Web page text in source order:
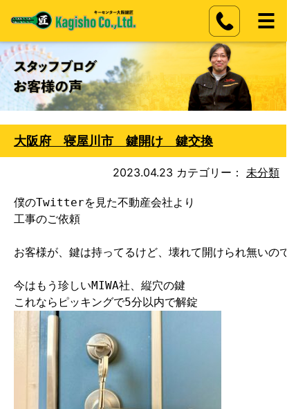
大阪府 寝屋川市 鍵開け 鍵交換
2023.04.23 カテゴリー： 未分類
僕のTwitterを見た不動産会社より
工事のご依頼
お客様が、鍵は持ってるけど、壊れて開けられ無い
今はもう珍しいMIWA社、縦穴の鍵
これならピッキングで5分以内で解錠